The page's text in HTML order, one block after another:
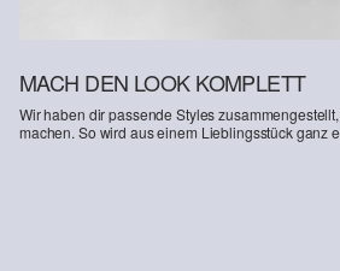
MACH DEN LOOK KOMPLETT
Wir haben dir passende Styles
machen. So wird aus einem Lieblingsstück ganz